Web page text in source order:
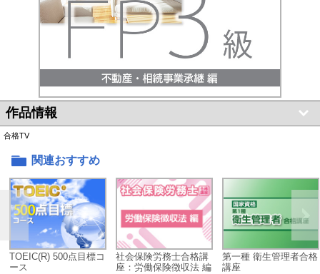
作品情報
合格TV
関連おすすめ
TOEIC(R) 500点目標コ
ース
社会保険労務士合格講
座：労働保険徴収法 編
第一種 衛生管理者合格
講座